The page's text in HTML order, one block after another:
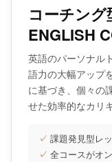
コーチン
ENGLISH
英語のパーソナル
語力の大幅アップ
に基づき、個々の
せた効率的なカリ
✓ 課題発見型レ
✓ 全コースがオ